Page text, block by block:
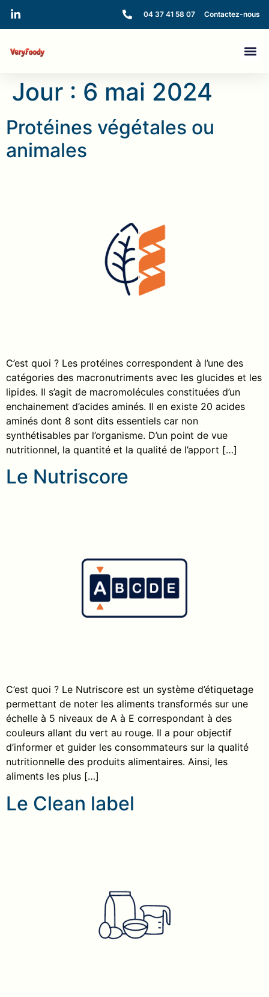
04 37 41 58 07 Contactez-nous
Jour : 6 mai 2024
Protéines végétales ou
animales
C’est quoi ? Les protéines correspondent à l’une des
catégories des macronutriments avec les glucides et les
lipides. Il s’agit de macromolécules constituées d’un
enchainement d’acides aminés. Il en existe 20 acides
aminés dont 8 sont dits essentiels car non
synthétisables par l’organisme. D’un point de vue
nutritionnel, la quantité et la qualité de l’apport […]
Le Nutriscore
C’est quoi ? Le Nutriscore est un système d’étiquetage
permettant de noter les aliments transformés sur une
échelle à 5 niveaux de A à E correspondant à des
couleurs allant du vert au rouge. Il a pour objectif
d’informer et guider les consommateurs sur la qualité
nutritionnelle des produits alimentaires. Ainsi, les
aliments les plus […]
Le Clean label